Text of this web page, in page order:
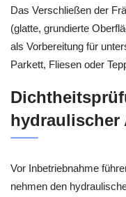
Das Verschließen der
(glatte, grundierte
als Vorbereitung für
Parkett, Fliesen oder
hydraulischer
Vor Inbetriebnahme
nehmen den